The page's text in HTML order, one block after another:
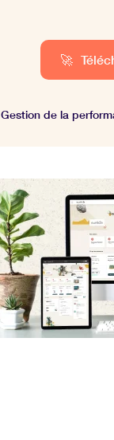
🚀
Gestion de la